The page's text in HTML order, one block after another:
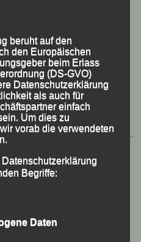
Passau
01.08.2026
01.08.2026
25.07.2026
beruht auf den
den Europäischen
beim Erlass
(DS-GVO)
Datenschutzerklärung
als auch für
einfach
Um dies zu
vorab die verwendeten
Begriffe:
Daten